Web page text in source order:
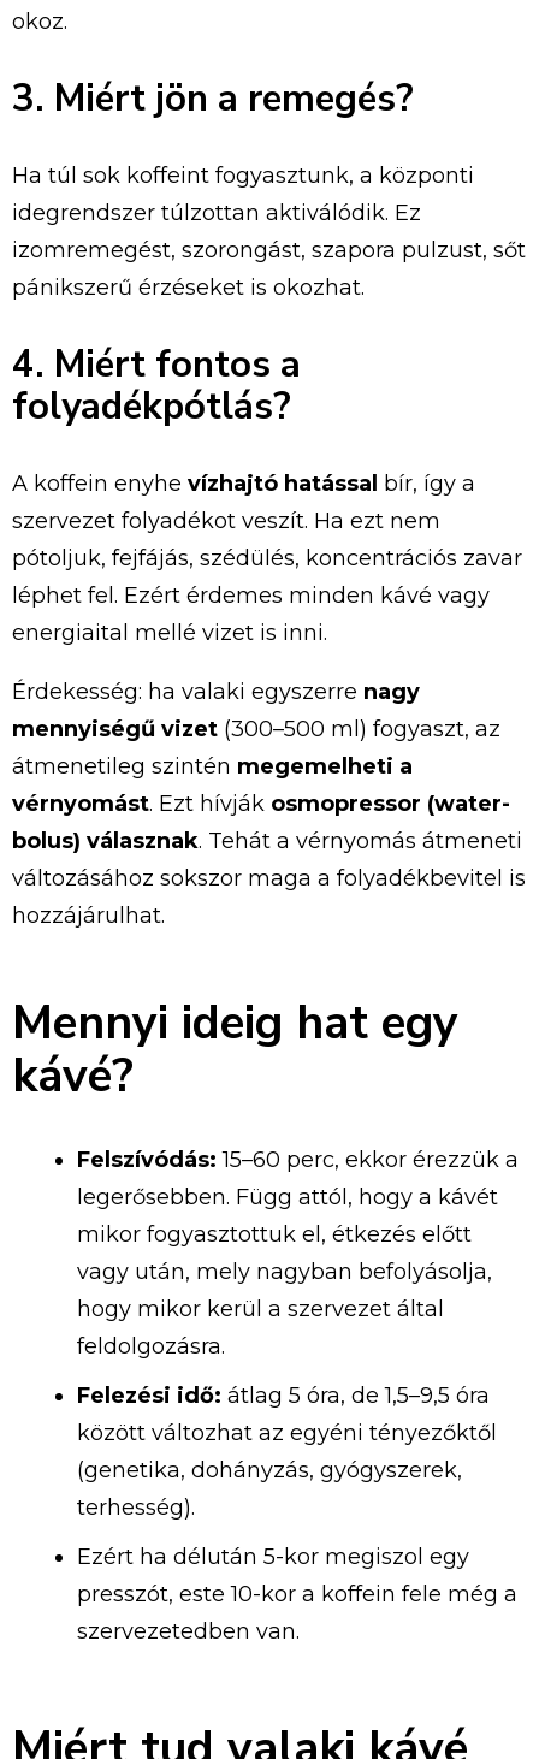
okoz.
3. Miért jön a remegés?
Ha túl sok koffeint fogyasztunk, a központi
idegrendszer túlzottan aktiválódik. Ez
izomremegést, szorongást, szapora pulzust, sőt
pánikszerű érzéseket is okozhat.
4. Miért fontos a
folyadékpótlás?
A koffein enyhe vízhajtó hatással bír, így a
szervezet folyadékot veszít. Ha ezt nem
pótoljuk, fejfájás, szédülés, koncentrációs zavar
léphet fel. Ezért érdemes minden kávé vagy
energiaital mellé vizet is inni.
Érdekesség: ha valaki egyszerre nagy
mennyiségű vizet (300–500 ml) fogyaszt, az
átmenetileg szintén megemelheti a
vérnyomást. Ezt hívják osmopressor (water-
bolus) válasznak. Tehát a vérnyomás átmeneti
változásához sokszor maga a folyadékbevitel is
hozzájárulhat.
Mennyi ideig hat egy
kávé?
Felszívódás: 15–60 perc, ekkor érezzük a
legerősebben. Függ attól, hogy a kávét
mikor fogyasztottuk el, étkezés előtt
vagy után, mely nagyban befolyásolja,
hogy mikor kerül a szervezet által
feldolgozásra.
Felezési idő: átlag 5 óra, de 1,5–9,5 óra
között változhat az egyéni tényezőktől
(genetika, dohányzás, gyógyszerek,
terhesség).
Ezért ha délután 5-kor megiszol egy
presszót, este 10-kor a koffein fele még a
szervezetedben van.